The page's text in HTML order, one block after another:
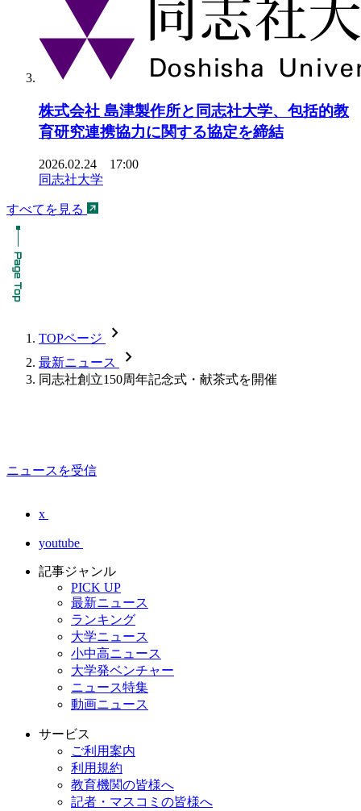
株式会社 島津製作所と同志社大学、包括的教
育研究連携協力に関する協定を締結
2026.02.24 17:00
同志社大学
すべてを見る
TOPページ chevron_forward
最新ニュース chevron_forward
同志社創立150周年記念式・献茶式を開催
ニュースを受信
x
youtube
記事ジャンル
PICK UP
最新ニュース
ランキング
大学ニュース
小中高ニュース
大学発ベンチャー
ニュース特集
動画ニュース
サービス
ご利用案内
利用規約
教育機関の皆様へ
記者・マスコミの皆様へ